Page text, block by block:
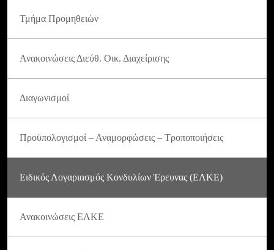
Τμήμα Προμηθειών
Ανακοινώσεις Διεύθ. Οικ. Διαχείρισης
Διαγωνισμοί
Προϋπολογισμοί – Αναμορφώσεις – Τροποποιήσεις
Ειδικός Λογαριασμός Κονδυλίων Έρευνας (ΕΛΚΕ)
Ανακοινώσεις ΕΛΚΕ